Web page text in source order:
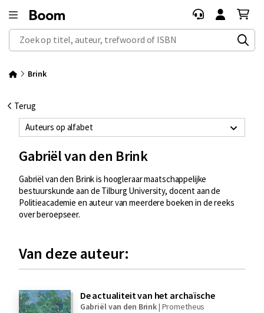
Zoek op titel, auteur, trefwoord of ISBN
Brink
Terug
Auteurs op alfabet
Gabriël van den Brink
Gabriël van den Brink is hoogleraar maatschappelijke
bestuurskunde aan de Tilburg University, docent aan de
Politieacademie en auteur van meerdere boeken in de reeks
over beroepseer.
Van deze auteur:
De actualiteit van het archaïsche
Gabriël van den Brink| Prometheus